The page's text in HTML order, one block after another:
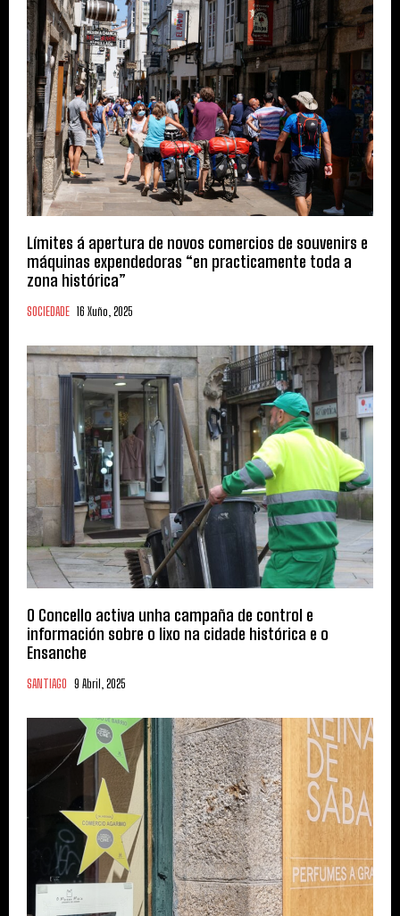
Límites á apertura de novos comercios de souvenirs e
máquinas expendedoras “en practicamente toda a
zona histórica”
SOCIEDADE 16 Xuño, 2025
O Concello activa unha campaña de control e
información sobre o lixo na cidade histórica e o
Ensanche
SANTIAGO 9 Abril, 2025